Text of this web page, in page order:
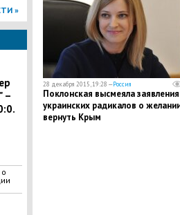
»
–
28 декабря 2015, 19:28 —Россия
Поклонская высмеяла заявления
украинских радикалов о
вернуть Крым